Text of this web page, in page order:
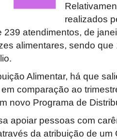
realizados
239 atendimentos, de
alimentares, sendo que
Alimentar, há que
comparação ao
novo Programa de
apoiar pessoas com
da atribuição de um